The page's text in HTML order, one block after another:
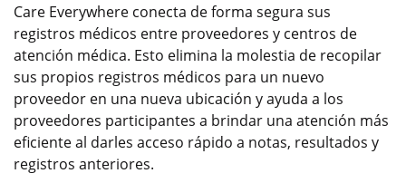
Care Everywhere conecta de forma segura sus
registros médicos entre proveedores y centros de
atención médica. Esto elimina la molestia de recopilar
sus propios registros médicos para un nuevo
proveedor en una nueva ubicación y ayuda a los
proveedores participantes a brindar una atención más
eficiente al darles acceso rápido a notas, resultados y
registros anteriores.